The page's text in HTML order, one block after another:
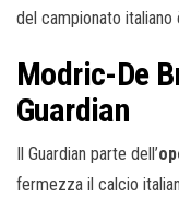
del campionato italiano
Modric-De
Guardian
Il Guardian parte dell’
fermezza il calcio